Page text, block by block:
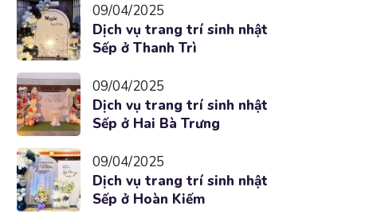
09/04/2025
Dịch vụ trang trí sinh nhật
Sếp ở Thanh Trì
09/04/2025
Dịch vụ trang trí sinh nhật
Sếp ở Hai Bà Trưng
09/04/2025
Dịch vụ trang trí sinh nhật
Sếp ở Hoàn Kiếm